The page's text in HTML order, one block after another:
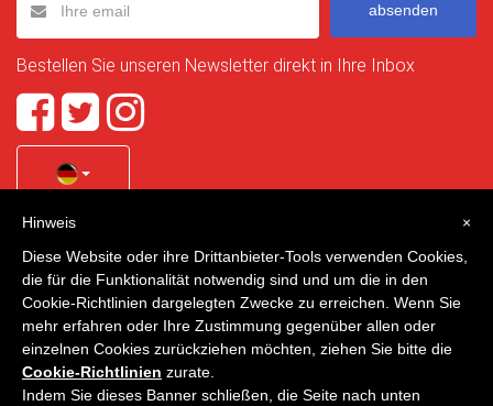
absenden
Bestellen Sie unseren Newsletter direkt in Ihre Inbox
Quality Homes Costa Calida is a registered trademark of
La Manga Holiday Home SL duly registered with CIF / tax
no. B-30750053 and address: Bella Luz 07-05, 30389 La
Manga Club, Cartagena, Murcia, Spain.
Quality Homes Costa Cálida - Alle Rechte vorbehalten
×
Hinweis
Diese Website oder ihre Drittanbieter-Tools verwenden Cookies,
die für die Funktionalität notwendig sind und um die in den
Cookie-Richtlinien dargelegten Zwecke zu erreichen. Wenn Sie
mehr erfahren oder Ihre Zustimmung gegenüber allen oder
einzelnen Cookies zurückziehen möchten, ziehen Sie bitte die
Cookie-Richtlinien zurate.
Indem Sie dieses Banner schließen, die Seite nach unten